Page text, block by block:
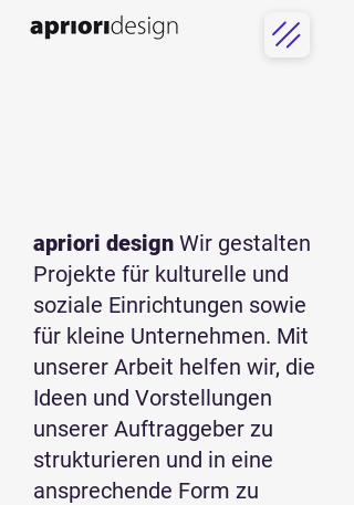
apriori design Wir gestalten
Projekte für kulturelle und
soziale Einrichtungen sowie
für kleine Unternehmen. Mit
unserer Arbeit helfen wir, die
Ideen und Vorstellungen
unserer Auftraggeber zu
strukturieren und in eine
ansprechende Form zu